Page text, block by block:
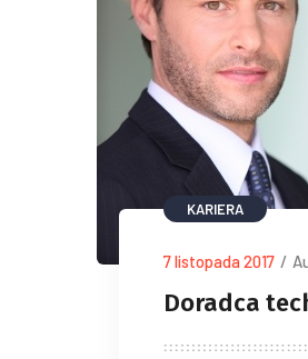
KARIERA
7 listopada 2017 /
Doradca